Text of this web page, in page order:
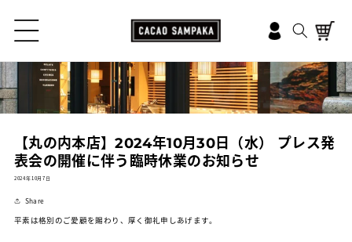
進む
グ
イ
ー
ト
【丸の内本店】2024年10月30日（水） プレス発
表会の開催に伴う臨時休業のお知らせ
2024年10月7日
Share
平素は格別のご愛顧を賜わり、厚く御礼申しあげます。